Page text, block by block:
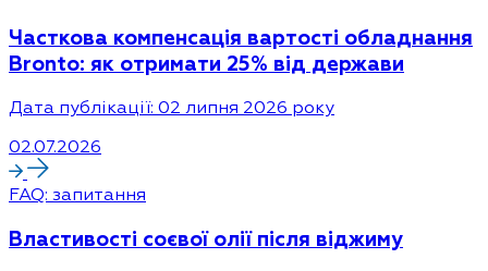
Часткова компенсація вартості обладнання
Bronto: як отримати 25% від держави
Дата публікації: 02 липня 2026 року
02.07.2026
FAQ: запитання
Властивості соєвої олії після віджиму